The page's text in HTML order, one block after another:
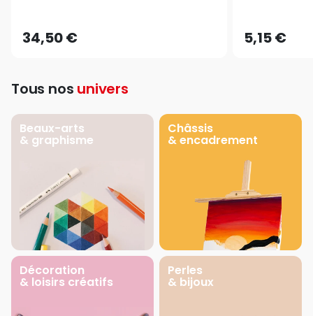
34,50 € 5,15 €
Tous nos univers
Beaux-arts
& graphisme
Châssis
& encadrement
Décoration
& loisirs créatifs
Perles
& bijoux